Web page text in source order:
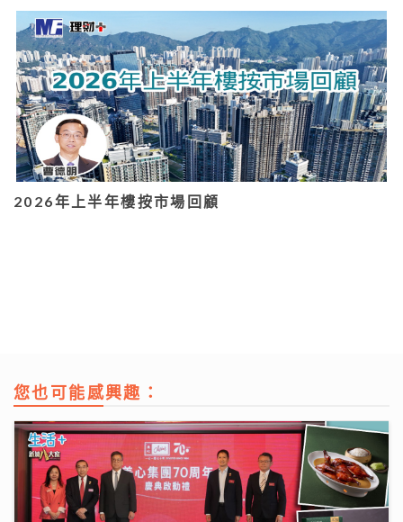
2026年上半年樓按市場回顧
您也可能感興趣：